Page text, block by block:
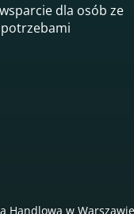
dla osób ze
do tłumacza on-line
Handlowa w Warszawie